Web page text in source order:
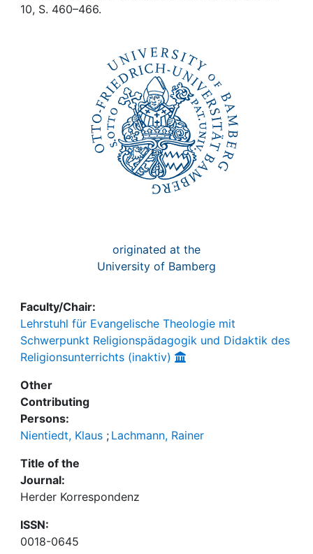
10, S. 460–466.
originated at the
University of Bamberg
Faculty/Chair:
Lehrstuhl für Evangelische Theologie mit
Schwerpunkt Religionspädagogik und Didaktik des
Religionsunterrichts (inaktiv)
Other
Contributing
Persons:
Nientiedt, Klaus ; Lachmann, Rainer
Title of the
Journal:
Herder Korrespondenz
ISSN:
0018-0645